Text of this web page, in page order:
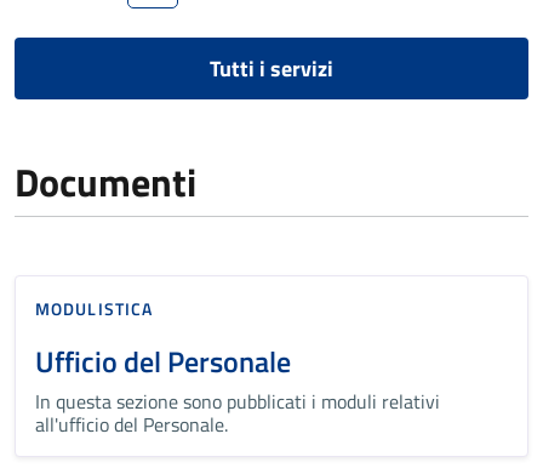
Tutti i servizi
Documenti
MODULISTICA
Ufficio del Personale
In questa sezione sono pubblicati i moduli relativi
all'ufficio del Personale.